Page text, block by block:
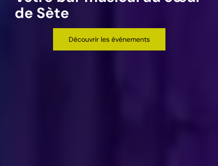
de Sète
Découvrir les événements